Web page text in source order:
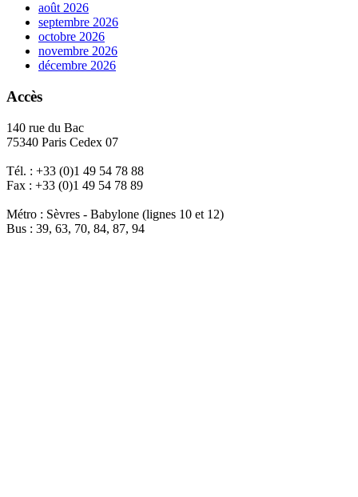
août 2026
septembre 2026
octobre 2026
novembre 2026
décembre 2026
Accès
140 rue du Bac
75340 Paris Cedex 07
Tél. : +33 (0)1 49 54 78 88
Fax : +33 (0)1 49 54 78 89
Métro : Sèvres - Babylone (lignes 10 et 12)
Bus : 39, 63, 70, 84, 87, 94